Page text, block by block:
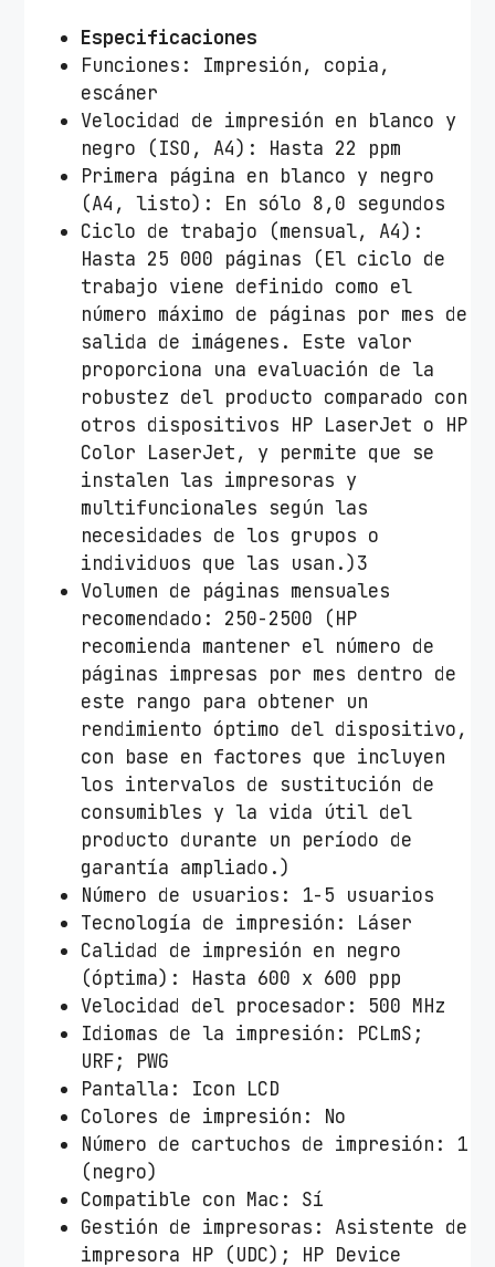
Especificaciones
Funciones: Impresión, copia,
escáner
Velocidad de impresión en blanco y
negro (ISO, A4): Hasta 22 ppm
Primera página en blanco y negro
(A4, listo): En sólo 8,0 segundos
Ciclo de trabajo (mensual, A4):
Hasta 25 000 páginas (El ciclo de
trabajo viene definido como el
número máximo de páginas por mes de
salida de imágenes. Este valor
proporciona una evaluación de la
robustez del producto comparado con
otros dispositivos HP LaserJet o HP
Color LaserJet, y permite que se
instalen las impresoras y
multifuncionales según las
necesidades de los grupos o
individuos que las usan.)3
Volumen de páginas mensuales
recomendado: 250-2500 (HP
recomienda mantener el número de
páginas impresas por mes dentro de
este rango para obtener un
rendimiento óptimo del dispositivo,
con base en factores que incluyen
los intervalos de sustitución de
consumibles y la vida útil del
producto durante un período de
garantía ampliado.)
Número de usuarios: 1-5 usuarios
Tecnología de impresión: Láser
Calidad de impresión en negro
(óptima): Hasta 600 x 600 ppp
Velocidad del procesador: 500 MHz
Idiomas de la impresión: PCLmS;
URF; PWG
Pantalla: Icon LCD
Colores de impresión: No
Número de cartuchos de impresión: 1
(negro)
Compatible con Mac: Sí
Gestión de impresoras: Asistente de
impresora HP (UDC); HP Device